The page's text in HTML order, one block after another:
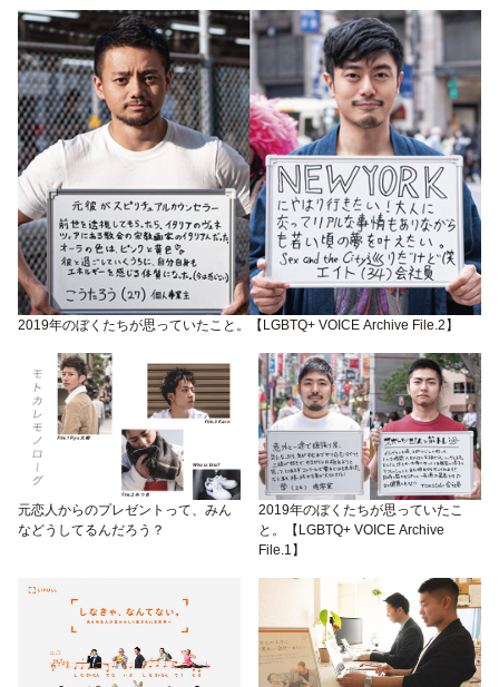
2019年のぼくたちが思っていたこと。【LGBTQ+ VOICE Archive File.2】
元恋人からのプレゼントって、みん
などうしてるんだろう？
2019年のぼくたちが思っていたこ
と。【LGBTQ+ VOICE Archive
File.1】